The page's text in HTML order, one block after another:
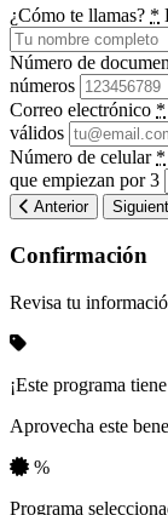
¿Cómo te llamas? *
Número de
números
Correo electrónico *
válidos
Número de celular *
que empiezan por 3
Anterior
Confirmación
Revisa tu
¡Este programa
Aprovecha este
%
Resumen de tu
Programa